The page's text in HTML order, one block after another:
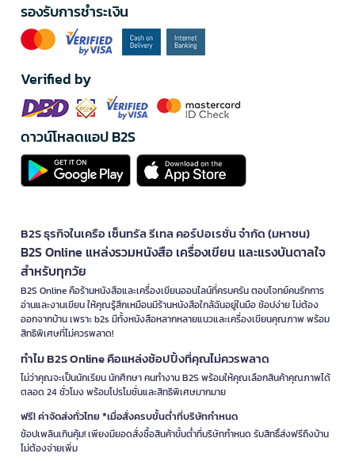
รองรับการชำระเงิน
Verified by
ดาวน์โหลดแอป B2S
B2S ธุรกิจในเครือ เซ็นทรัล รีเทล คอร์ปอเรชั่น จำกัด (มหาชน)
B2S Online แหล่งรวมหนังสือ เครื่องเขียน และแรงบันดาลใจ
สำหรับทุกวัย
B2S Online คือร้านหนังสือและเครื่องเขียนออนไลน์ที่ครบครัน ตอบโจทย์คนรักการ
อ่านและงานเขียน ให้คุณรู้สึกเหมือนมีร้านหนังสือใกล้ฉันอยู่ในมือ ช้อปง่าย ไม่ต้อง
ออกจากบ้าน เพราะ b2s มีทั้งหนังสือหลากหลายแนวและเครื่องเขียนคุณภาพ พร้อม
สิทธิพิเศษที่ไม่ควรพลาด!
ทำไม B2S Online คือแหล่งช้อปปิ้งที่คุณไม่ควรพลาด
ไม่ว่าคุณจะเป็นนักเรียน นักศึกษา คนทำงาน B2S พร้อมให้คุณเลือกสินค้าคุณภาพได้
ตลอด 24 ชั่วโมง พร้อมโปรโมชั่นและสิทธิพิเศษมากมาย
ฟรี! ค่าจัดส่งทั่วไทย *เมื่อสั่งครบขั้นต่ำที่บริษัทกำหนด
ช้อปเพลินเกินคุ้ม! เพียงมียอดสั่งซื้อสินค้าขั้นต่ำที่บริษัทกำหนด รับสิทธิ์ส่งฟรีถึงบ้าน
ไม่ต้องจ่ายเพิ่ม